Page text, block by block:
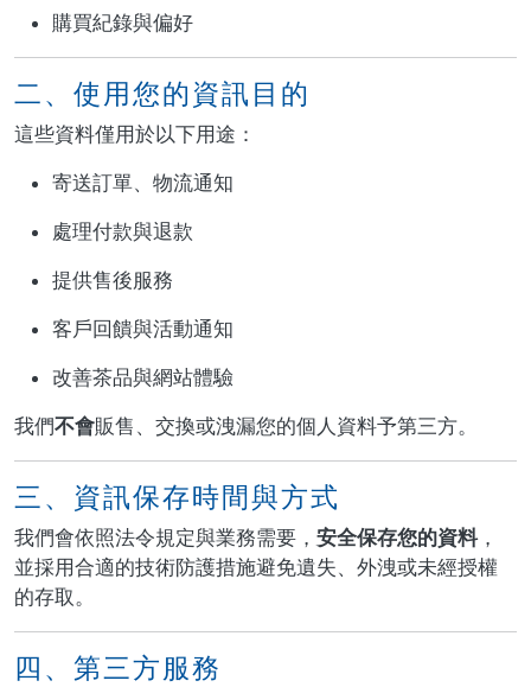
購買紀錄與偏好
二、使用您的資訊目的
這些資料僅用於以下用途：
寄送訂單、物流通知
處理付款與退款
提供售後服務
客戶回饋與活動通知
改善茶品與網站體驗
我們不會販售、交換或洩漏您的個人資料予第三方。
三、資訊保存時間與方式
我們會依照法令規定與業務需要， 安全保存您的資料，
並採用合適的技術防護措施避免遺失、外洩或未經授權
的存取。
四、第三方服務